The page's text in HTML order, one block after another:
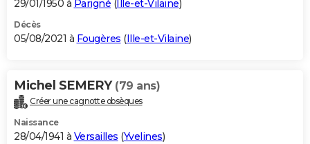
29/01/1950 à Parigné ( Ille-et-Vilaine)
Décès
05/08/2021 à Fougères (Ille-et-Vilaine)
Michel SEMERY (79 ans)
Créer une cagnotte obsèques
Naissance
28/04/1941 à Versailles (Yvelines)